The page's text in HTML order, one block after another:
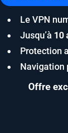
Le VPN
Jusqu’à 10
Protection
Navigation
Offre